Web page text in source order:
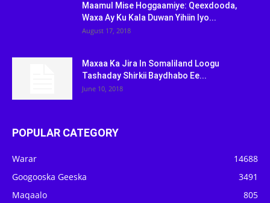
Maamul Mise Hoggaamiye: Qeexdooda,
Waxa Ay Ku Kala Duwan Yihiin Iyo...
August 17, 2018
Maxaa Ka Jira In Somaliland Loogu
Tashaday Shirkii Baydhabo Ee...
June 10, 2018
POPULAR CATEGORY
Warar
14688
Googooska Geeska
3491
Maqaalo
805